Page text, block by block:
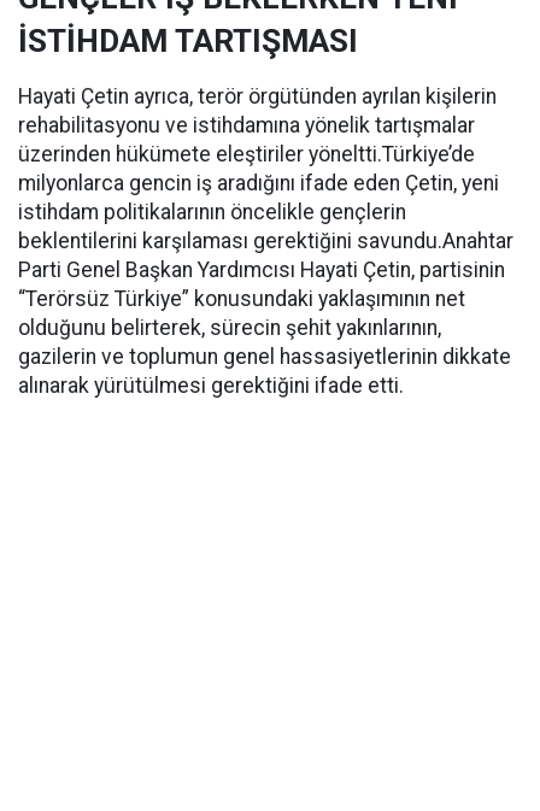
İSTİHDAM TARTIŞMASI
Hayati Çetin ayrıca, terör örgütünden ayrılan kişilerin
rehabilitasyonu ve istihdamına yönelik tartışmalar
üzerinden hükümete eleştiriler yöneltti.Türkiye’de
milyonlarca gencin iş aradığını ifade eden Çetin, yeni
istihdam politikalarının öncelikle gençlerin
beklentilerini karşılaması gerektiğini savundu.Anahtar
Parti Genel Başkan Yardımcısı Hayati Çetin, partisinin
“Terörsüz Türkiye” konusundaki yaklaşımının net
olduğunu belirterek, sürecin şehit yakınlarının,
gazilerin ve toplumun genel hassasiyetlerinin dikkate
alınarak yürütülmesi gerektiğini ifade etti.